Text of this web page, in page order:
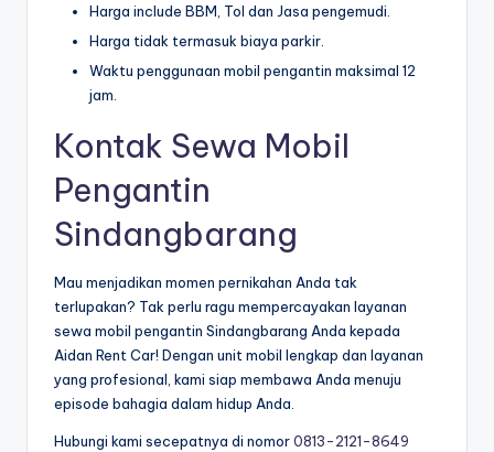
Harga include BBM, Tol dan Jasa pengemudi.
Harga tidak termasuk biaya parkir.
Waktu penggunaan mobil pengantin maksimal 12
jam.
Kontak Sewa Mobil
Pengantin
Sindangbarang
Mau menjadikan momen pernikahan Anda tak
terlupakan? Tak perlu ragu mempercayakan layanan
sewa mobil pengantin Sindangbarang Anda kepada
Aidan Rent Car! Dengan unit mobil lengkap dan layanan
yang profesional, kami siap membawa Anda menuju
episode bahagia dalam hidup Anda.
Hubungi kami secepatnya di nomor0813-2121-8649